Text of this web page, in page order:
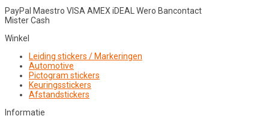
PayPal Maestro VISAAMEXiDEALWero Bancontact
Mister Cash
Winkel
Leiding stickers / Markeringen
Automotive
Pictogram stickers
Keuringsstickers
Afstandstickers
Informatie